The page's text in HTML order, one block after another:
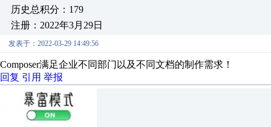
历史总积分：179
注册：2022年3月29日
发表于：2022-03-29 14:49:56
Composer满足企业不同部门以及不同文档的制作需求！
回复 引用 举报